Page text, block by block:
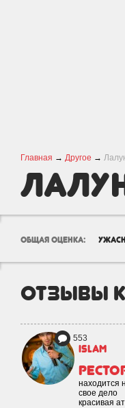
Главная → Другое →
общая оценка:
отзывы
553
islam
находится
свое дело
красивая